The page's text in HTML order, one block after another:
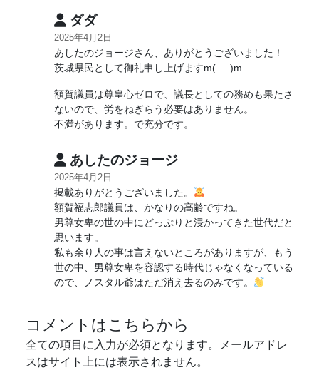
ダダ
2025年4月2日
あしたのジョージさん、ありがとうございました！
茨城県民として御礼申し上げますm(_ _)m
額賀議員は尊皇心ゼロで、議長としての務めも果たさ
ないので、労をねぎらう必要はありません。
不満があります。で充分です。
あしたのジョージ
2025年4月2日
掲載ありがとうございました。
額賀福志郎議員は、かなりの高齢ですね。
男尊女卑の世の中にどっぷりと浸かってきた世代だと
思います。
私も余り人の事は言えないところがありますが、もう
世の中、男尊女卑を容認する時代じゃなくなっている
ので、ノスタル爺はただ消え去るのみです。
コメントはこちらから
全ての項目に入力が必須となります。メールアドレ
スはサイト上には表示されません。